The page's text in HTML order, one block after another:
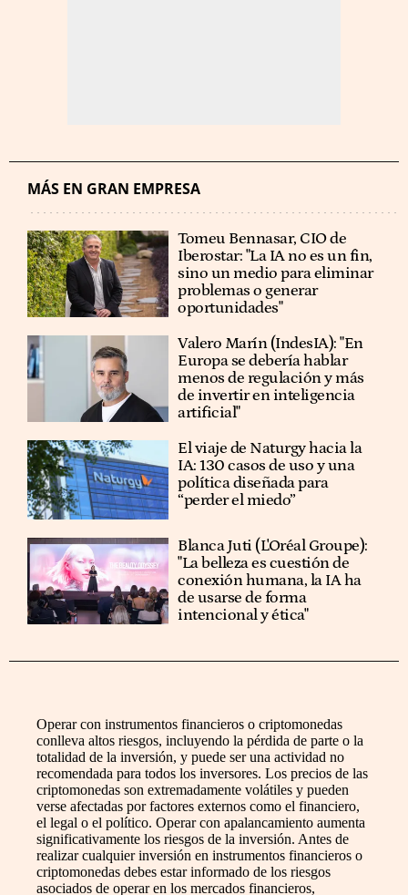
MÁS EN GRAN EMPRESA
Tomeu Bennasar, CIO de
Iberostar: "La IA no es un fin,
sino un medio para eliminar
problemas o generar
oportunidades"
Valero Marín (IndesIA): "En
Europa se debería hablar
menos de regulación y más
de invertir en inteligencia
artificial"
El viaje de Naturgy hacia la
IA: 130 casos de uso y una
política diseñada para
“perder el miedo”
Blanca Juti (L'Oréal Groupe):
"La belleza es cuestión de
conexión humana, la IA ha
de usarse de forma
intencional y ética"
Operar con instrumentos financieros o criptomonedas
conlleva altos riesgos, incluyendo la pérdida de parte o la
totalidad de la inversión, y puede ser una actividad no
recomendada para todos los inversores. Los precios de las
criptomonedas son extremadamente volátiles y pueden
verse afectadas por factores externos como el financiero,
el legal o el político. Operar con apalancamiento aumenta
significativamente los riesgos de la inversión. Antes de
realizar cualquier inversión en instrumentos financieros o
criptomonedas debes estar informado de los riesgos
asociados de operar en los mercados financieros,